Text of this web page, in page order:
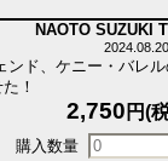
NAOTO SUZUKI
ンド、ケニー・バレ
！
2,750 円(